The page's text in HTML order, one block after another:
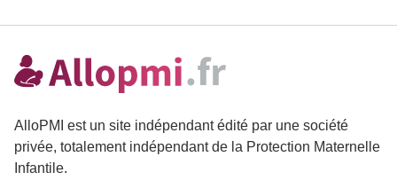
AlloPMI est un site indépendant édité par une société
privée, totalement indépendant de la Protection Maternelle
Infantile.